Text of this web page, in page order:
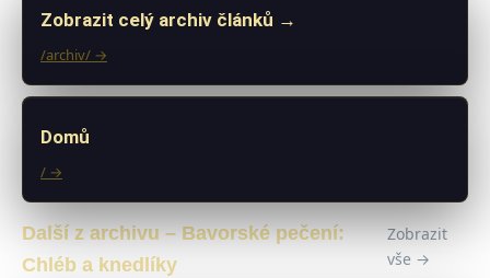
Zobrazit celý archiv článků →
/archiv/ →
Domů
/ →
Další z archivu – Bavorské pečení:
Chléb a knedlíky
Zobrazit
vše →